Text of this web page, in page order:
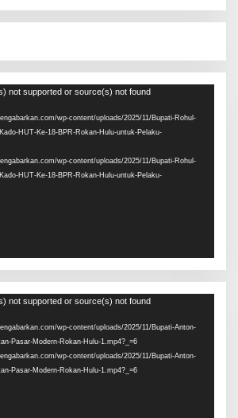
not supported or source(s) not found
wp-content/uploads/2025/11/Bupati-Rohul-
HUT-Ke-18-BPR-Rokan-Hulu-untuk-Pelaku-
wp-content/uploads/2025/11/Bupati-Rohul-
HUT-Ke-18-BPR-Rokan-Hulu-untuk-Pelaku-
not supported or source(s) not found
wp-content/uploads/2025/11/Bupati-Anton-
Pasar-Modern-Rokan-Hulu-1.mp4?_=6
wp-content/uploads/2025/11/Bupati-Anton-
Pasar-Modern-Rokan-Hulu-1.mp4?_=6